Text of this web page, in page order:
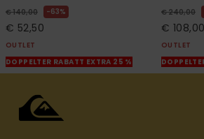
€ 140,00 63%
€ 52,50
OUTLET
DOPPELTER RABATT EXTRA 25 %
€ 240,00
€ 108,00
OUTLET